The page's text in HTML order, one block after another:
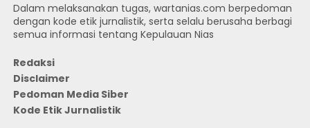
Dalam melaksanakan tugas, wartanias.com berpedoman
dengan kode etik jurnalistik, serta selalu berusaha berbagi
semua informasi tentang Kepulauan Nias
Redaksi
Disclaimer
Pedoman Media Siber
Kode Etik Jurnalistik